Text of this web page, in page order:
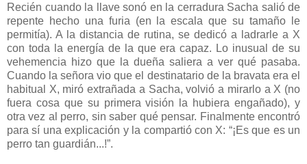
Recién cuando la llave sonó en la cerradura Sacha salió de
repente hecho una furia (en la escala que su tamaño le
permitía). A la distancia de rutina, se dedicó a ladrarle a X
con toda la energía de la que era capaz. Lo inusual de su
vehemencia hizo que la dueña saliera a ver qué pasaba.
Cuando la señora vio que el destinatario de la bravata era el
habitual X, miró extrañada a Sacha, volvió a mirarlo a X (no
fuera cosa que su primera visión la hubiera engañado), y
otra vez al perro, sin saber qué pensar. Finalmente encontró
para sí una explicación y la compartió con X: “¡Es que es un
perro tan guardián...!”.